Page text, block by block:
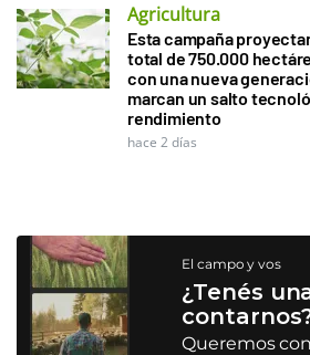
Agricultura
Esta campaña
total de 750.000
con una nueva
marcan un salto
rendimiento
hace 2 días
El campo y vos
¿Tenés
Queremos